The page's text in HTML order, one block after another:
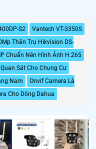
S2
Vantech VT-3350S
Thân Trụ Hikvision DS-
Chuẩn Nén Hình Ảnh H.265
Sát Cho Chung Cư
Nam
Onvif Camera Là
Cho Dòng Dahua